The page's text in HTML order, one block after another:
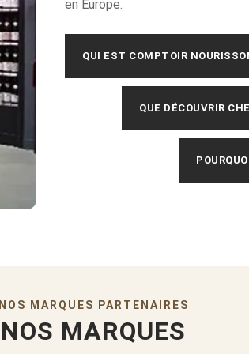
en Europe.
QUI EST COMPTOIR
QUE DÉCOUVRIR
NOS MARQUES PARTENAIRES
NOS MARQUES